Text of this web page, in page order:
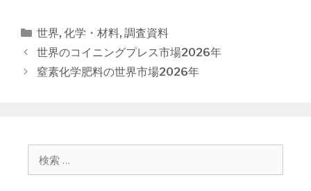
カ
テ
ゴ
リ
世界, 化学・材料, 調査資料
投
稿
世界のコイニングプレス市場2026年
窒素化学肥料の世界市場2026年